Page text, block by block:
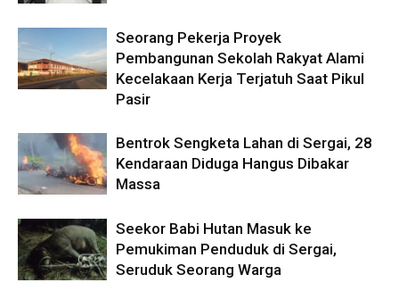
Seorang Pekerja Proyek
Pembangunan Sekolah Rakyat Alami
Kecelakaan Kerja Terjatuh Saat Pikul
Pasir
Bentrok Sengketa Lahan di Sergai, 28
Kendaraan Diduga Hangus Dibakar
Massa
Seekor Babi Hutan Masuk ke
Pemukiman Penduduk di Sergai,
Seruduk Seorang Warga